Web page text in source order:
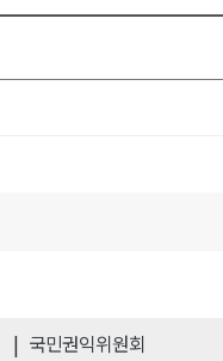
국민권익위원회